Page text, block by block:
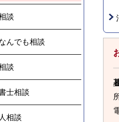
談
んでも相談
談
士相談
相談